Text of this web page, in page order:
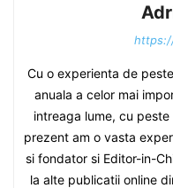
Cu o experienta de
anuala a celor mai
intreaga lume, cu
prezent am o vasta
si fondator si Editor-in-
la alte publicatii online